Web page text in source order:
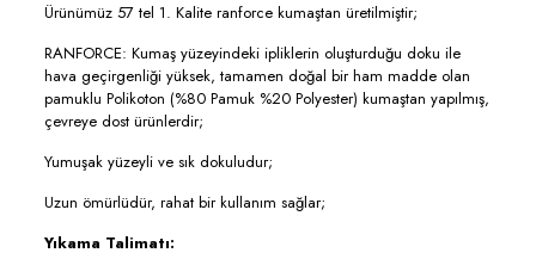
Ürünümüz 57 tel 1. Kalite ranforce kumaştan üretilmiştir;
RANFORCE: Kumaş yüzeyindeki ipliklerin oluşturduğu doku ile
hava geçirgenliği yüksek, tamamen doğal bir ham madde olan
pamuklu Polikoton (%80 Pamuk %20 Polyester) kumaştan yapılmış,
çevreye dost ürünlerdir;
Yumuşak yüzeyli ve sık dokuludur;
Uzun ömürlüdür, rahat bir kullanım sağlar;
Yıkama Talimatı: